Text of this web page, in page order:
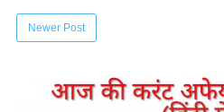
Newer Post